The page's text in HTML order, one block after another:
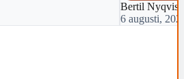
Bertil
6 augusti,